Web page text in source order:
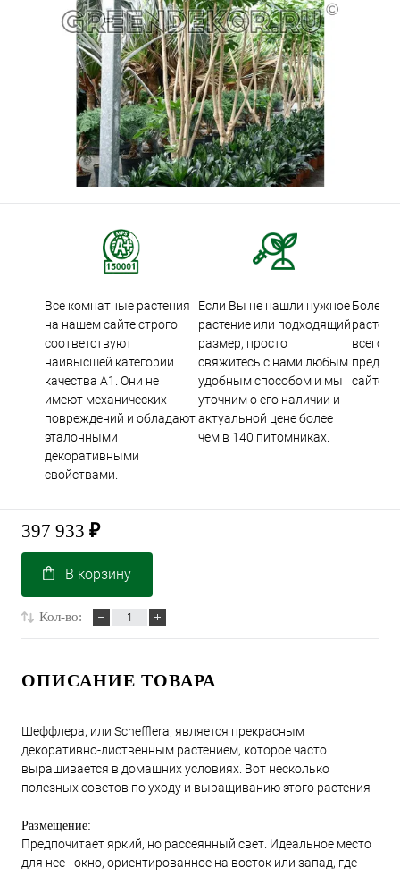
Все комнатные растения
на нашем сайте строго
соответствуют
наивысшей категории
качества А1. Они не
имеют механических
повреждений и обладают
эталонными
декоративными
свойствами.
Если Вы не нашли нужное
растение или подходящий
размер, просто
свяжитесь с нами любым
удобным способом и мы
уточним о его наличии и
актуальной цене более
чем в 140 питомниках.
Более
всего
сайте.
397 933 ₽
В корзину
Кол-во:
ОПИСАНИЕ ТОВАРА
Шеффлера, или Schefflera, является прекрасным
декоративно-лиственным растением, которое часто
выращивается в домашних условиях. Вот несколько
полезных советов по уходу и выращиванию этого растения
Размещение:
Предпочитает яркий, но рассеянный свет. Идеальное место
для нее - окно, ориентированное на восток или запад, где